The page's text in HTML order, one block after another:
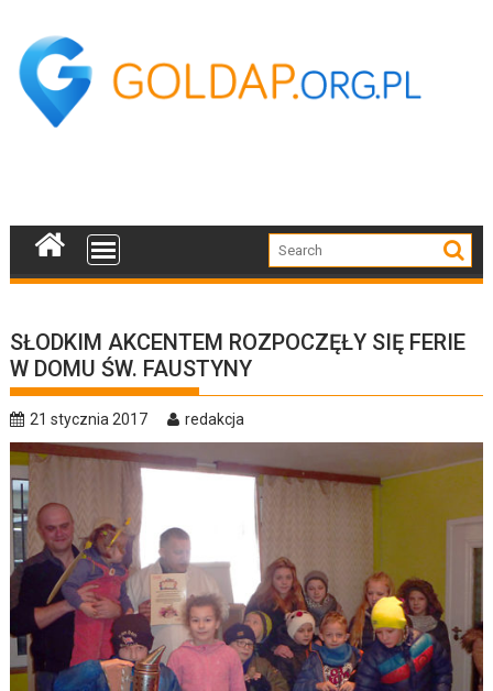
content
SŁODKIM AKCENTEM ROZPOCZĘŁY SIĘ FERIE
W DOMU ŚW. FAUSTYNY
21 stycznia 2017 redakcja